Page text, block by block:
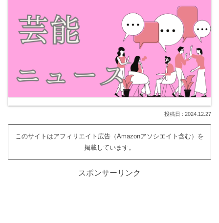
2024.12.27
このサイトはアフィリエイト広告（Amazonアソシエイト含む）を
掲載しています。
スポンサーリンク